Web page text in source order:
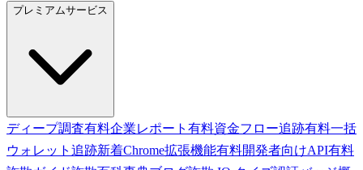
プレミアムサービス
ディープ調査有料企業レポート 有料資金フロー追跡有料一括
ウォレット追跡新着Chrome拡張機能有料開発者向けAPI有料